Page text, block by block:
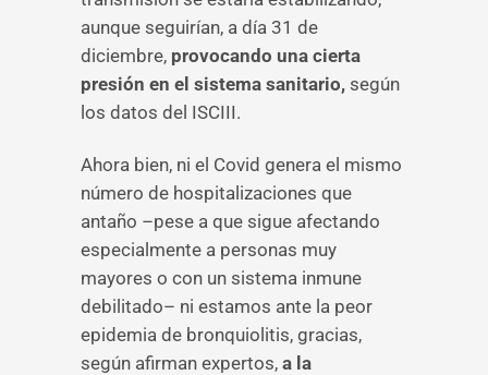
aunque seguirían, a día 31 de
diciembre, provocando una cierta
presión en el sistema sanitario, según
los datos del ISCIII.
Ahora bien, ni el Covid genera el mismo
número de hospitalizaciones que
antaño –pese a que sigue afectando
especialmente a personas muy
mayores o con un sistema inmune
debilitado– ni estamos ante la peor
epidemia de bronquiolitis, gracias,
según afirman expertos, a la